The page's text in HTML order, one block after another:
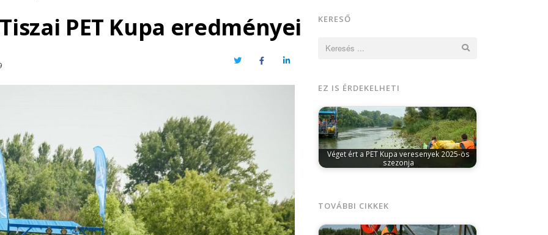
PET Kupa eredményei
TwitterFacebookLinkedIn
KERESŐ
EZ IS ÉRDEKELHETI
Véget ért a PET Kupa veresenyek 2025-ös
szezonja
TOVÁBBI CIKKEK